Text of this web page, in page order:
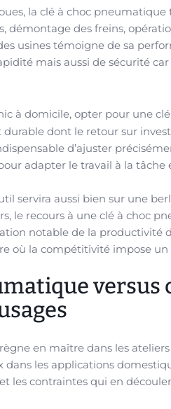
la clé à choc
démontage des freins,
usines témoigne de sa
mais aussi de sécurité
à domicile, opter pour une
dont le retour sur
d’ajuster
adapter le travail à la
servira aussi bien sur une
le recours à une clé à choc
notable de la productivité
où la compétitivité impose
en maître dans les
dans les applications
les contraintes qui en